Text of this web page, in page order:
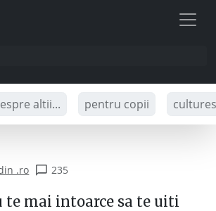
altii... pentru copii
.ro 235
te mai intoarce sa te uiti